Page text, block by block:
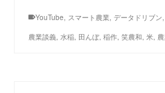
YouTube, スマート農業, データドリブン,
農業談義, 水稲, 田んぼ, 稲作, 笑農和, 米,